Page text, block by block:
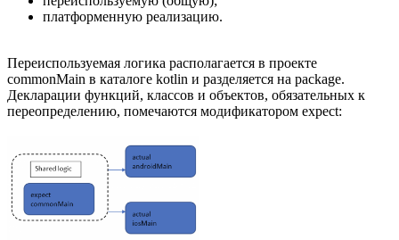
платформенную реализацию.
Переиспользуемая логика располагается в проекте
commonMain в каталоге kotlin и разделяется на package.
Декларации функций, классов и объектов, обязательных к
переопределению, помечаются модификатором expect: